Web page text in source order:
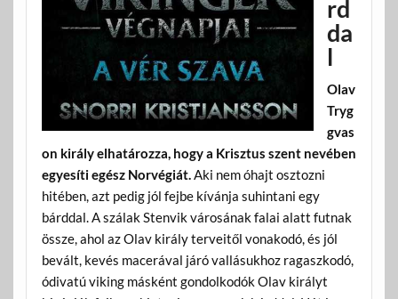
rd
da
l
Olav
Tryg
gvas
on király elhatározza, hogy a Krisztus szent nevében
egyesíti egész Norvégiát.Aki nem óhajt osztozni
hitében, azt pedig jól fejbe kívánja suhintani egy
bárddal. A szálak Stenvik városának falai alatt futnak
össze, ahol az Olav király terveitől vonakodó, és jól
bevált, kevés macerával járó vallásukhoz ragaszkodó,
ódivatú viking másként gondolkodók Olav királyt